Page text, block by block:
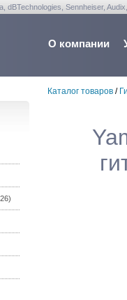
Sennheiser,
О компании
Каталог товаров/